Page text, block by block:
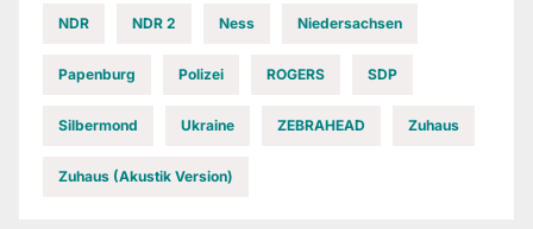
NDR NDR 2 Ness Niedersachsen
Papenburg Polizei ROGERS SDP
Silbermond Ukraine ZEBRAHEAD Zuhaus
Zuhaus (Akustik Version)